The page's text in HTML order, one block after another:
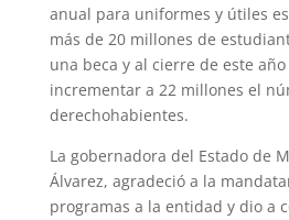
anual para uniformes y útiles
más de 20 millones de
una beca y al cierre de este año
incrementar a 22 millones el
derechohabientes.
La gobernadora del Estado de
Álvarez, agradeció a la
programas a la entidad y dio a